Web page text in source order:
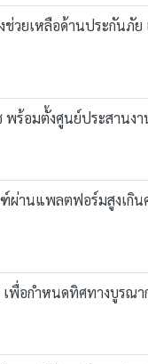
เหลือด้านประกันภัย
ร้อมตั้งศูนย์ประสานง
านแพลตฟอร์มสูงเกิ
อกำหนดทิศทางบูรณา